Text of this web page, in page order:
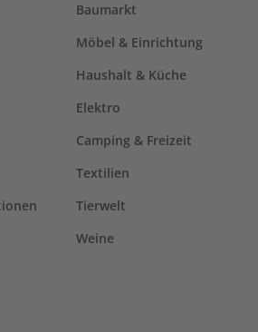
Baumarkt
Möbel & Einrichtung
Haushalt & Küche
Elektro
Camping & Freizeit
Textilien
Tierwelt
Weine